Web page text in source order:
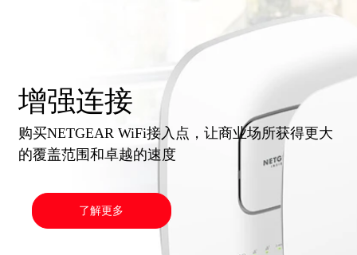
购买NETGEAR WiFi接入点，让商业场所获得更大
的覆盖范围和卓越的速度
增强连接
了解更多